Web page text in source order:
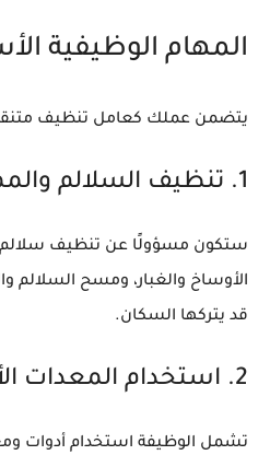
المهام الوظيفية
يتضمن عملك كعامل تنظيف متنقل
1. تنظيف السلالم والممرات
ستكون مسؤولًا عن تنظيف سلالم
الأوساخ والغبار، ومسح السلالم
قد يتركها السكان.
2. استخدام المعدات الأساسية للتنظيف
تشمل الوظيفة استخدام أدوات